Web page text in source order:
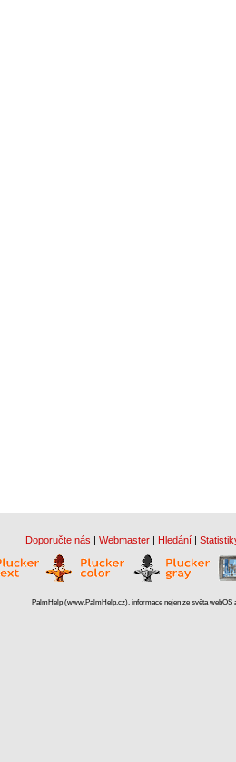
Doporučte nás | Webmaster | Hledání |
PalmHelp (www.PalmHelp.cz), informace nejen ze světa